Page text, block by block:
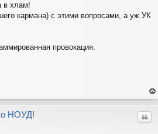
в хлам!
кармана) с этими вопросами, а уж УК
провокация.
ну
на
НОУД!